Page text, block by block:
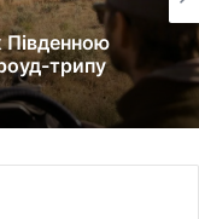
Південною
трипу